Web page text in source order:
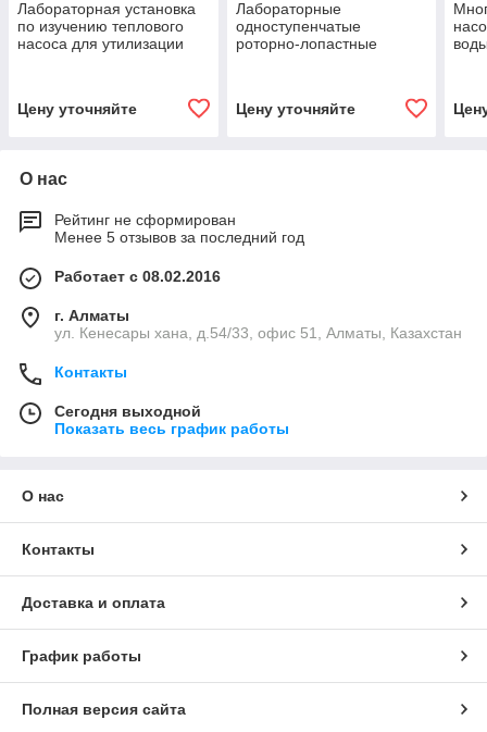
Лабораторная установка
по изучению теплового
насоса для утилизации
Цену уточняйте
Лабораторные
одноступенчатые
роторно-лопастные
Цену уточняйте
О нас
Рейтинг не сформирован
Менее 5 отзывов за последний год
Работает с 08.02.2016
г. Алматы
ул. Кенесары хана, д.54/33, офис 51, Алматы, Казахстан
Контакты
Сегодня выходной
Показать весь график работы
О нас
Контакты
Доставка и оплата
График работы
Полная версия сайта